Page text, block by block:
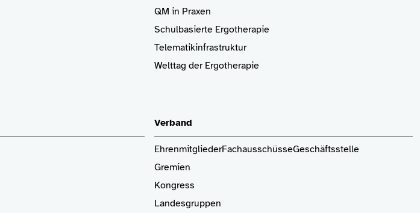
QM in Praxen
Schulbasierte Ergotherapie
Telematikinfrastruktur
Welttag der Ergotherapie
Verband
EhrenmitgliederFachausschüsseGeschäftsstelle
Gremien
Kongress
Landesgruppen